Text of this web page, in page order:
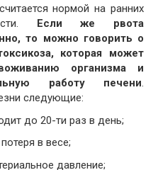
нормой на ранних
Если же рвота
то можно говорить о
которая может
организма и
работу печени.
следующие:
до 20-ти раз в день;
в весе;
давление;